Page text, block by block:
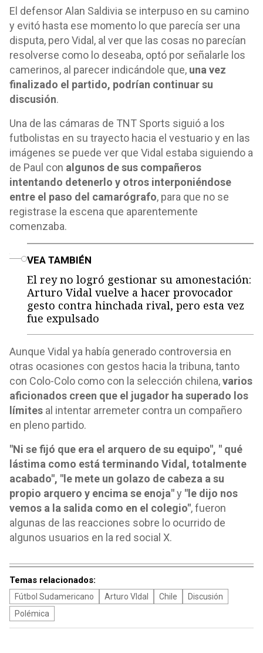
El defensor Alan Saldivia se interpuso en su camino
y evitó hasta ese momento lo que parecía ser una
disputa, pero Vidal, al ver que las cosas no parecían
resolverse como lo deseaba, optó por señalarle los
camerinos, al parecer indicándole que, una vez
finalizado el partido, podrían continuar su
discusión.
Una de las cámaras de TNT Sports siguió a los
futbolistas en su trayecto hacia el vestuario y en las
imágenes se puede ver que Vidal estaba siguiendo a
de Paul con algunos de sus compañeros
intentando detenerlo y otros interponiéndose
entre el paso del camarógrafo, para que no se
registrase la escena que aparentemente
comenzaba.
VEA TAMBIÉN
El rey no logró gestionar su amonestación:
Arturo Vidal vuelve a hacer provocador
gesto contra hinchada rival, pero esta vez
fue expulsado
Aunque Vidal ya había generado controversia en
otras ocasiones con gestos hacia la tribuna, tanto
con Colo-Colo como con la selección chilena,varios
aficionados creen que el jugador ha superado los
límites al intentar arremeter contra un compañero
en pleno partido.
"Ni se fijó que era el arquero de su equipo", " qué
lástima como está terminando Vidal, totalmente
acabado", "le mete un golazo de cabeza a su
propio arquero y encima se enoja"y "le dijo nos
vemos a la salida como en el colegio", fueron
algunas de las reacciones sobre lo ocurrido de
algunos usuarios en la red social X.
Temas relacionados:
Fútbol Sudamericano Arturo VIdal Chile
Discusión
Polémica